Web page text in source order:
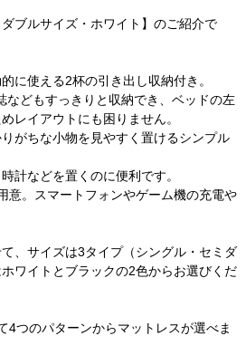
ブルサイズ・ホワイト】のご紹介で
に使える2杯の引き出し収納付き。
などもすっきりと収納でき、ベッドの左
レイアウトにも困りません。
がちな小物を見やすく置けるシンプル
計などを置くのに便利です。
意。スマートフォンやゲーム機の充電や
、サイズは3タイプ（シングル・セミダ
ワイトとブラックの2色からお選びくだ
4つのパターンからマットレスが選べま